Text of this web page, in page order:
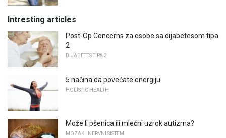
Intresting articles
Post-Op Concerns za osobe sa dijabetesom tipa
2
DIJABETES TIPA 2
5 načina da povećate energiju
HOLISTIC HEALTH
Može li pšenica ili mlečni uzrok autizma?
MOZAK I NERVNI SISTEM